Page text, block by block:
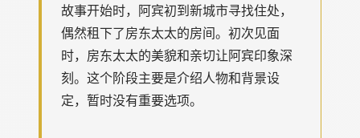
故事开始时，阿宾初到新城市寻找住处，
偶然租下了房东太太的房间。初次见面
时，房东太太的美貌和亲切让阿宾印象深
刻。这个阶段主要是介绍人物和背景设
定，暂时没有重要选项。